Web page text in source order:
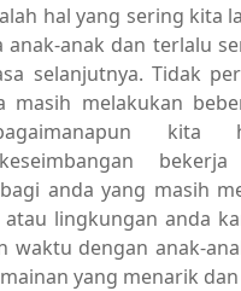
hal yang sering kita
anak-anak dan terlalu
selanjutnya. Tidak
masih melakukan
kita
anda yang masih
atau lingkungan anda
waktu dengan anak-
yang menarik